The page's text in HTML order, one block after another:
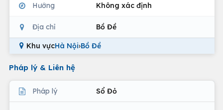
Hướng Không xác định
Địa chỉ Bồ Đề
Khu vựcHà Nội›Bồ Đề
Pháp lý & Liên hệ
Pháp lý Sổ Đỏ